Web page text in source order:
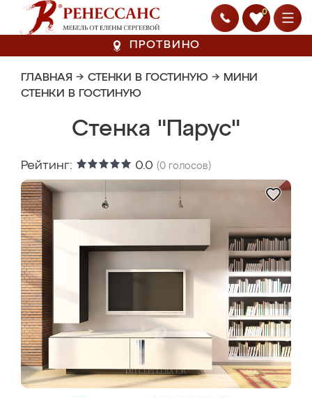
0
ПРОТВИНО
ГЛАВНАЯ → СТЕНКИ В ГОСТИНУЮ → МИНИ
СТЕНКИ В ГОСТИНУЮ
Стенка "Парус"
Рейтинг: 0.0 (0 голосов)